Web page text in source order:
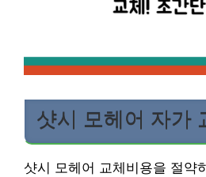
샷시 모헤어 자가
샷시 모헤어 교체비용을 절약